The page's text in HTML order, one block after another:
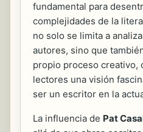
fundamental para
complejidades de la
no solo se limita a
autores, sino que
propio proceso creativo,
lectores una visión
ser un escritor en la
La influencia de Pat